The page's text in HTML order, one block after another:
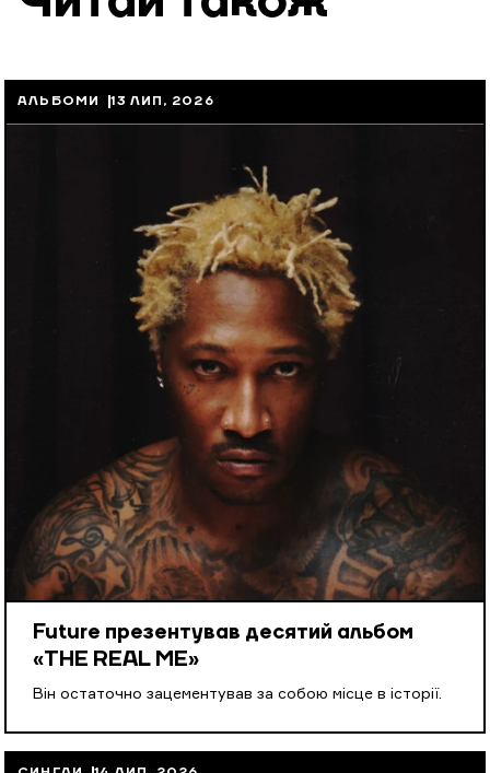
АЛЬБОМИ 13 ЛИП, 2026
Future презентував десятий альбом
«THE REAL ME»
Він остаточно зацементував за собою місце в історії.